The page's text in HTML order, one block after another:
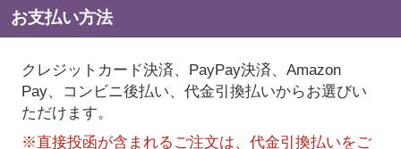
お支払い方法
クレジットカード決済、PayPay決済、Amazon
Pay、コンビニ後払い、代金引換払いからお選びい
ただけます。
※直接投函が含まれるご注文は、代金引換払いをご